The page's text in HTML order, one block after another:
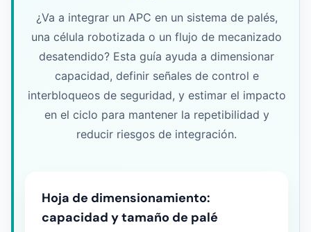
¿Va a integrar un APC en un sistema de palés,
una célula robotizada o un flujo de mecanizado
desatendido? Esta guía ayuda a dimensionar
capacidad, definir señales de control e
interbloqueos de seguridad, y estimar el impacto
en el ciclo para mantener la repetibilidad y
reducir riesgos de integración.
Hoja de dimensionamiento:
capacidad y tamaño de palé